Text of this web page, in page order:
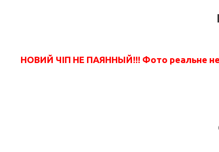
НОВИЙ ЧІП НЕ ПАЯННЫЙ!!! Фото реальне